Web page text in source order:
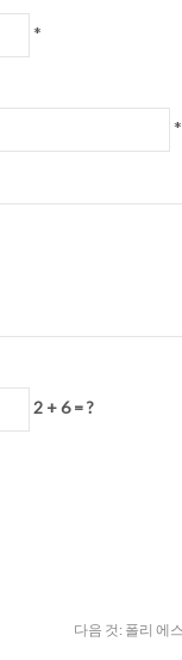
*
*
2 + 6 = ?
다음 것: 폴리 에